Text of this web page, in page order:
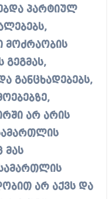
პარტიულ
მოძრაობის
გეგმას,
განცხადებებს,
არ არის
მას
არ აქვს და